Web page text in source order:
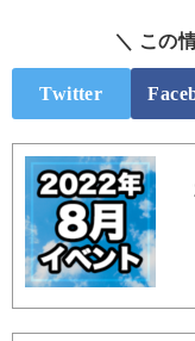
＼ この
Twitter